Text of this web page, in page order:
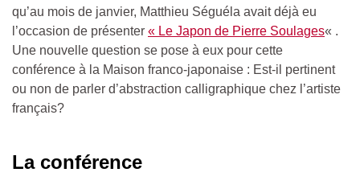
qu’au mois de janvier, Matthieu Séguéla avait déjà eu
l’occasion de présenter « Le Japon de Pierre Soulages« .
Une nouvelle question se pose à eux pour cette
conférence à la Maison franco-japonaise : Est-il pertinent
ou non de parler d’abstraction calligraphique chez l’artiste
français?
La conférence